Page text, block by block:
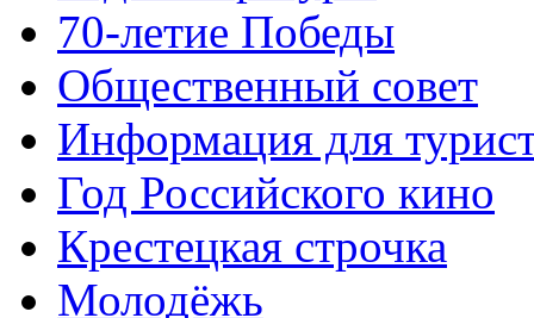
70-летие Победы
Общественный совет
Информация для
Год Российского кино
Крестецкая строчка
Молодёжь